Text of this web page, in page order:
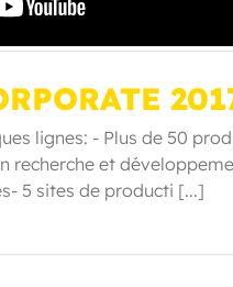
lignes: - Plus de 50
recherche et
5 sites de producti [...]